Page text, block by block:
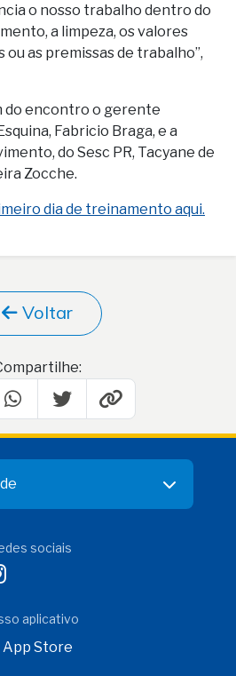
o nosso trabalho dentro do
a limpeza, os valores
as premissas de trabalho”,
do encontro o gerente
Fabricio Braga, e a
do Sesc PR, Tacyane de
Zocche.
dia de treinamento aqui.
Voltar
sociais
aplicativo
App Store